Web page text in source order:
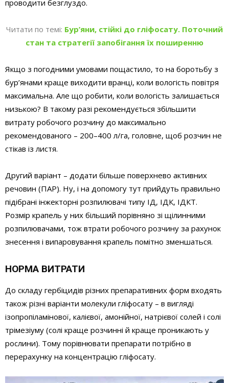
проводити безглуздо.
Читати по темі: Бур’яни, стійкі до гліфосату. Поточний
стан та стратегії запобігання їх поширенню
Якщо з погодними умовами пощастило, то на боротьбу з
бур’янами краще виходити вранці, коли вологість повітря
максимальна. Але що робити, коли вологість залишається
низькою? В такому разі рекомендується збільшити
витрату робочого розчину до максимально
рекомендованого – 200–400 л/га, головне, щоб розчин не
стікав із листя.
Другий варіант – додати більше поверхнево активних
речовин (ПАР). Ну, і на допомогу тут прийдуть правильно
підібрані інжекторні розпилювачі типу ІД, ІДК, ІДКТ.
Розмір крапель у них більший порівняно зі щілинними
розпилювачами, тож втрати робочого розчину за рахунок
знесення і випаровування крапель помітно зменшаться.
НОРМА ВИТРАТИ
До складу гербіцидів різних препаративних форм входять
також різні варіанти молекули гліфосату – в вигляді
ізопропіламінової, калієвої, амонійної, натрієвої солей і солі
трімезіуму (солі краще розчинні й краще проникають у
рослини). Тому порівнювати препарати потрібно в
перерахунку на концентрацію гліфосату.